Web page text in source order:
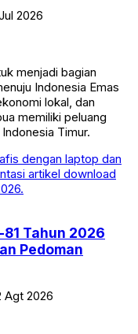
2026
menjadi bagian
Indonesia Emas
lokal, dan
memiliki peluang
Timur.
81 Tahun 2026
Pedoman
2026